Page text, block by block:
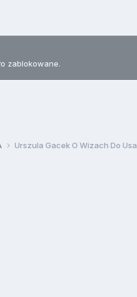
zablokowane.
Urszula Gacek O Wizach Do Usa